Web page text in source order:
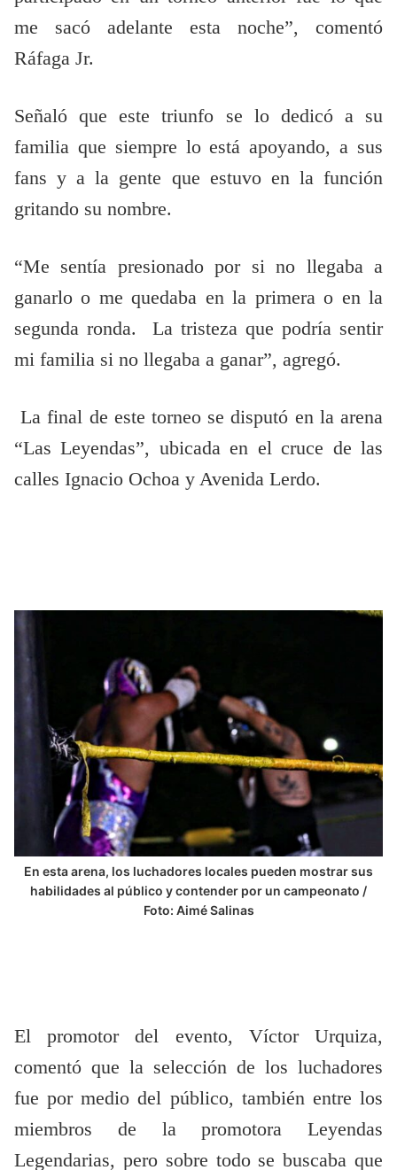
me sacó adelante esta noche”, comentó
Ráfaga Jr.
Señaló que este triunfo se lo dedicó a su
familia que siempre lo está apoyando, a sus
fans y a la gente que estuvo en la función
gritando su nombre.
“Me sentía presionado por si no llegaba a
ganarlo o me quedaba en la primera o en la
segunda ronda. La tristeza que podría sentir
mi familia si no llegaba a ganar”, agregó.
La final de este torneo se disputó en la arena
“Las Leyendas”, ubicada en el cruce de las
calles Ignacio Ochoa y Avenida Lerdo.
En esta arena, los luchadores locales pueden mostrar sus
habilidades al público y contender por un campeonato /
Foto: Aimé Salinas
El promotor del evento, Víctor Urquiza,
comentó que la selección de los luchadores
fue por medio del público, también entre los
miembros de la promotora Leyendas
Legendarias, pero sobre todo se buscaba que